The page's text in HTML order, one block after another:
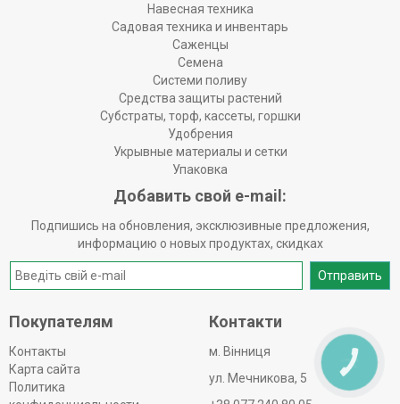
Навесная техника
Садовая техника и инвентарь
Саженцы
Семена
Системи поливу
Средства защиты растений
Субстраты, торф, кассеты, горшки
Удобрения
Укрывные материалы и сетки
Упаковка
Добавить свой e-mail:
Подпишись на обновления, эксклюзивные предложения,
информацию о новых продуктах, скидках
Отправить
Покупателям
Контакты
Карта сайта
Политика
Контакти
м. Вінниця
ул. Мечникова, 5
КНОПКА
ЗВ'ЯЗКУ